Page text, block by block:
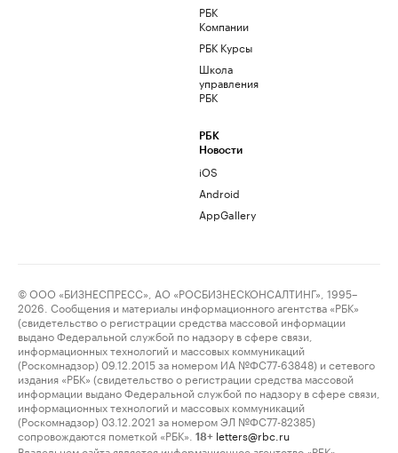
РБК
Компании
РБК Курсы
Школа
управления
РБК
РБК
Новости
iOS
Android
AppGallery
© ООО «БИЗНЕСПРЕСС», АО «РОСБИЗНЕСКОНСАЛТИНГ», 1995–
2026. Сообщения и материалы информационного агентства «РБК»
(свидетельство о регистрации средства массовой информации
выдано Федеральной службой по надзору в сфере связи,
информационных технологий и массовых коммуникаций
(Роскомнадзор) 09.12.2015 за номером ИА №ФС77-63848) и сетевого
издания «РБК» (свидетельство о регистрации средства массовой
информации выдано Федеральной службой по надзору в сфере связи,
информационных технологий и массовых коммуникаций
(Роскомнадзор) 03.12.2021 за номером ЭЛ №ФС77-82385)
сопровождаются пометкой «РБК».
18+ letters@rbc.ru